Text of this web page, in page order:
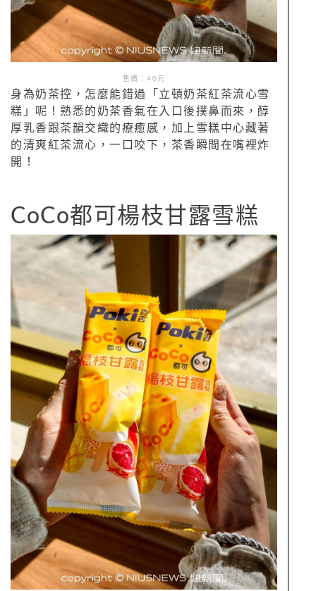
售價：40元
身為奶茶控，怎麼能錯過「立頓奶茶紅茶流心雪
糕」呢！熟悉的奶茶香氣在入口後撲鼻而來，醇
厚乳香跟茶韻交織的療癒感，加上雪糕中心藏著
的清爽紅茶流心，一口咬下，茶香瞬間在嘴裡炸
開！
CoCo都可楊枝甘露雪糕